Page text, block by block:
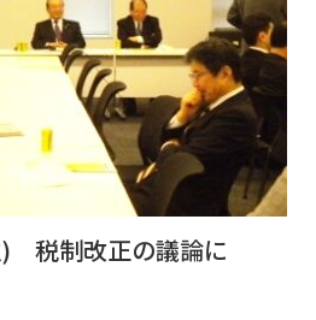
税制改正の議論に